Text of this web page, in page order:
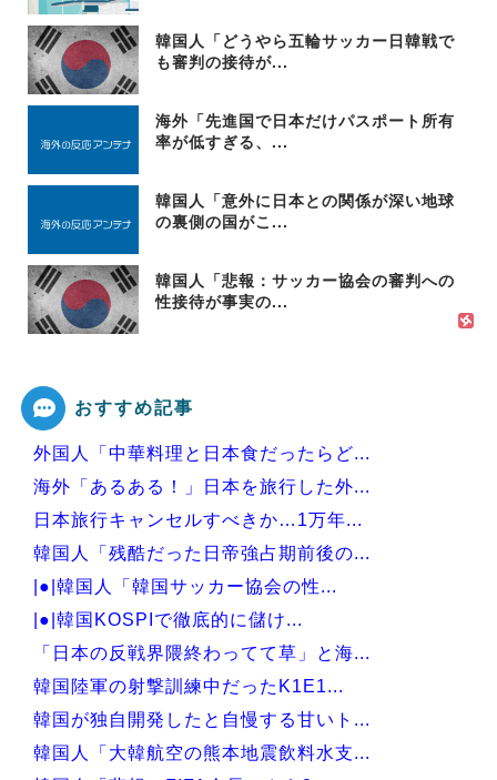
韓国人「どうやら五輪サッカー日韓戦で
も審判の接待が...
海外「先進国で日本だけパスポート所有
率が低すぎる、...
韓国人「意外に日本との関係が深い地球
の裏側の国がこ...
韓国人「悲報：サッカー協会の審判への
性接待が事実の...
おすすめ記事
外国人「中華料理と日本食だったらど...
海外「あるある！」日本を旅行した外...
日本旅行キャンセルすべきか…1万年...
韓国人「残酷だった日帝強占期前後の...
|●|韓国人「韓国サッカー協会の性...
|●|韓国KOSPIで徹底的に儲け...
「日本の反戦界隈終わってて草」と海...
韓国陸軍の射撃訓練中だったK1E1...
韓国が独自開発したと自慢する甘いト...
韓国人「大韓航空の熊本地震飲料水支...